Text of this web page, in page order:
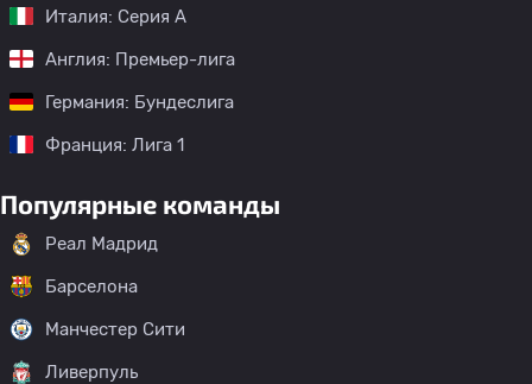
Италия: Серия А
Англия: Премьер-лига
Германия: Бундеслига
Франция: Лига 1
Популярные команды
Реал Мадрид
Барселона
Манчестер Сити
Ливерпуль